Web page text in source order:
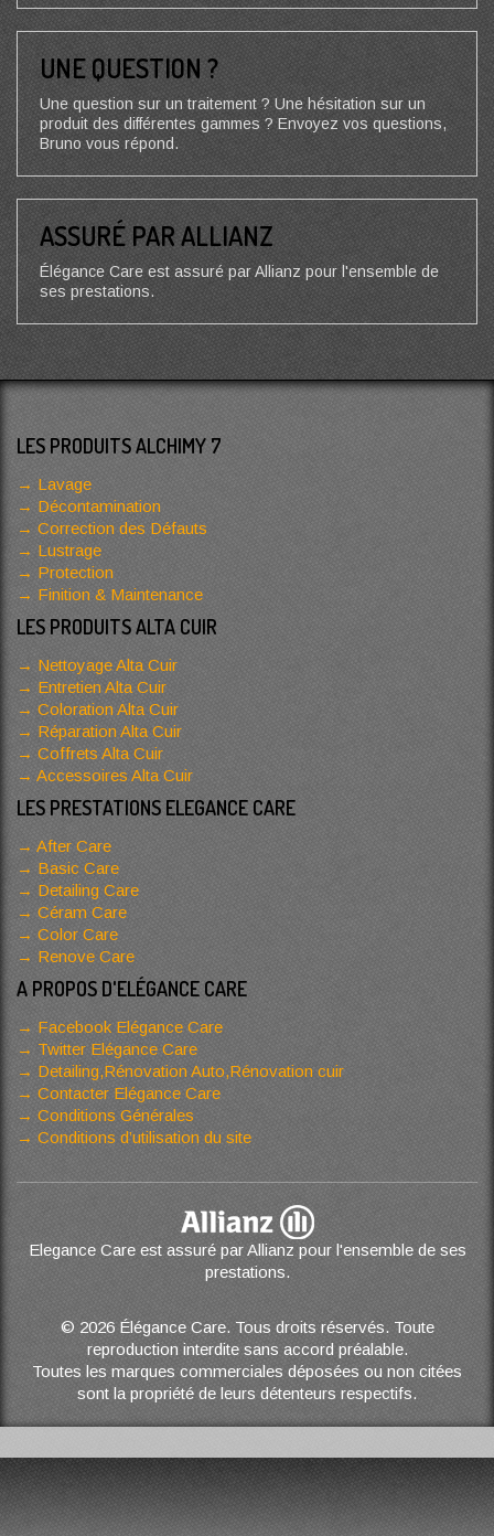
UNE QUESTION ?
Une question sur un traitement ? Une hésitation sur un
produit des différentes gammes ? Envoyez vos questions,
Bruno vous répond.
ASSURÉ PAR ALLIANZ
Élégance Care est assuré par Allianz pour l'ensemble de
ses prestations.
LES PRODUITS ALCHIMY 7
Lavage
Décontamination
Correction des Défauts
Lustrage
Protection
Finition & Maintenance
LES PRODUITS ALTA CUIR
Nettoyage Alta Cuir
Entretien Alta Cuir
Coloration Alta Cuir
Réparation Alta Cuir
Coffrets Alta Cuir
Accessoires Alta Cuir
LES PRESTATIONS ELEGANCE CARE
After Care
Basic Care
Detailing Care
Céram Care
Color Care
Renove Care
A PROPOS D'ELÉGANCE CARE
Facebook Elégance Care
Twitter Elégance Care
Detailing,Rénovation Auto,Rénovation cuir
Contacter Elégance Care
Conditions Générales
Conditions d’utilisation du site
Elegance Care est assuré par Allianz pour l'ensemble de ses
prestations.
© 2026 Élégance Care. Tous droits réservés. Toute
reproduction interdite sans accord préalable.
Toutes les marques commerciales déposées ou non citées
sont la propriété de leurs détenteurs respectifs.